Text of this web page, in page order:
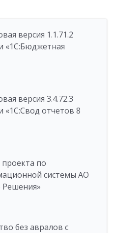
версия 1.1.71.2
«1C:Бюджетная
версия 3.4.72.3
отчетов 8
по
системы АО
Решения»
без авралов с